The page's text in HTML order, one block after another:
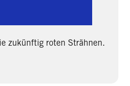
zukünftig roten Strähnen.